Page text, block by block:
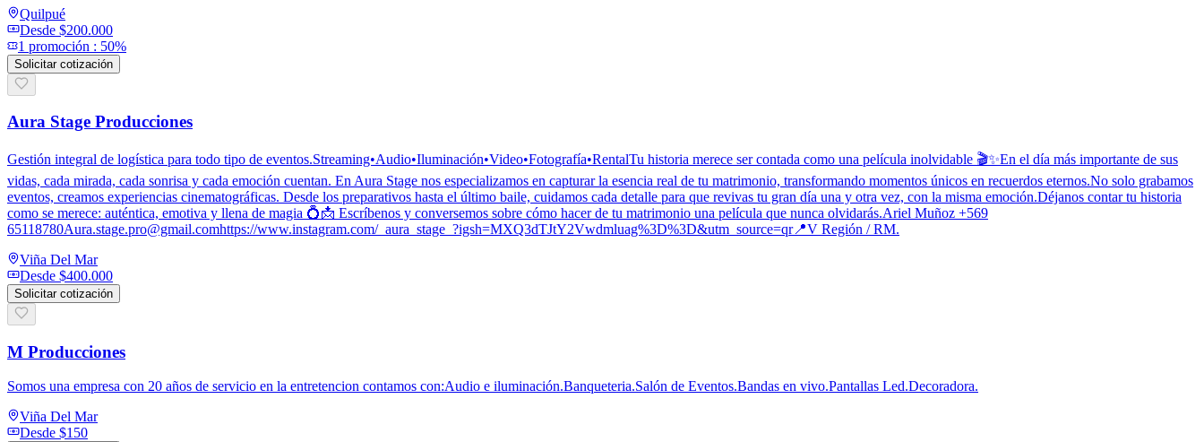
Quilpué
Desde $200.000
1 promoción : 50%
Solicitar cotización
Aura Stage Producciones
Gestión integral de logística para todo tipo de eventos.Streaming•Audio•Iluminación•Video•Fotografía•RentalTu historia merece ser contada como una película inolvidable 🎬✨En el día más importante de sus
vidas, cada mirada, cada sonrisa y cada emoción cuentan. En Aura Stage nos especializamos en capturar la esencia real de tu matrimonio, transformando momentos únicos en recuerdos eternos.No solo grabamos
eventos, creamos experiencias cinematográficas. Desde los preparativos hasta el último baile, cuidamos cada detalle para que revivas tu gran día una y otra vez, con la misma emoción.Déjanos contar tu historia
como se merece: auténtica, emotiva y llena de magia 💍📩 Escríbenos y conversemos sobre cómo hacer de tu matrimonio una película que nunca olvidarás.Ariel Muñoz +569
65118780Aura.stage.pro@gmail.comhttps://www.instagram.com/_aura_stage_?igsh=MXQ3dTJtY2Vwdmluag%3D%3D&utm_source=qr📍V Región / RM.
Viña Del Mar
Desde $400.000
Solicitar cotización
M Producciones
Somos una empresa con 20 años de servicio en la entretencion contamos con:Audio e iluminación.Banqueteria.Salón de Eventos.Bandas en vivo.Pantallas Led.Decoradora.
Viña Del Mar
Desde $150